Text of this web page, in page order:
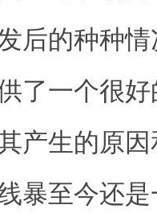
后的种种
了一个很
产生的原
暴至今还